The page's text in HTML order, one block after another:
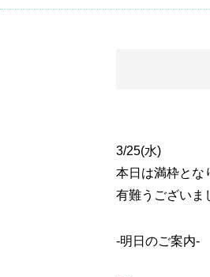
3/25(水)
本日は満枠とな
有難うございま
-明日のご案内-